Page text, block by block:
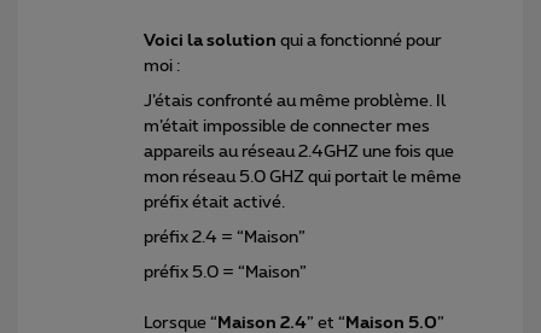
Voici la solution qui a fonctionné pour
moi :
J’étais confronté au même problème. Il
m’était impossible de connecter mes
appareils au réseau 2.4GHZ une fois que
mon réseau 5.0 GHZ qui portait le même
préfix était activé.
préfix 2.4 = “Maison”
préfix 5.0 = “Maison”
Lorsque “ Maison 2.4” et “ Maison 5.0”